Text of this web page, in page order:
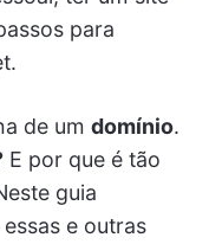
para
de um domínio.
E por que é tão
guia
e outras